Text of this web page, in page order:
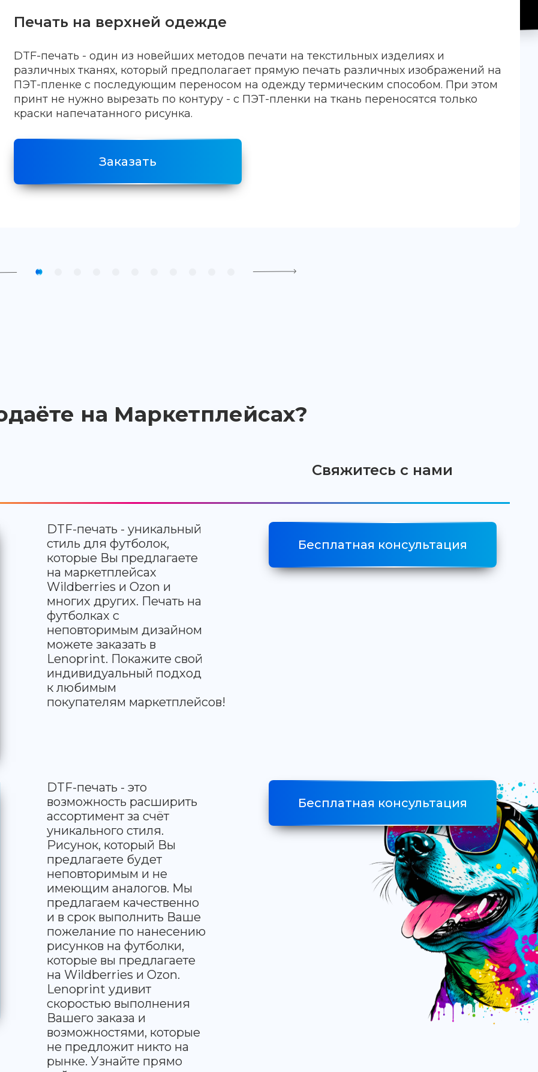
Печать на верхней одежде
DTF-печать - один из новейших методов печати на текстильных изделиях и
различных тканях, который предполагает прямую печать различных изображений на
ПЭТ-пленке с последующим переносом на одежду термическим способом. При этом
принт не нужно вырезать по контуру - с ПЭТ-пленки на ткань переносятся только
краски напечатанного рисунка.
Заказать
на Маркетплейсах?
Свяжитесь с нами
DTF-печать - уникальный
стиль для футболок,
которые Вы предлагаете
на маркетплейсах
Wildberries и Ozon и
многих других. Печать на
футболках с
неповторимым дизайном
можете заказать в
Lenoprint. Покажите свой
индивидуальный подход
к любимым
покупателям маркетплейсов!
Бесплатная консультация
DTF-печать - это
возможность расширить
ассортимент за счёт
уникального стиля.
Рисунок, который Вы
предлагаете будет
неповторимым и не
имеющим аналогов. Мы
предлагаем качественно
и в срок выполнить Ваше
пожелание по нанесению
рисунков на футболки,
которые вы предлагаете
на Wildberries и Ozon.
Lenoprint удивит
скоростью выполнения
Вашего заказа и
возможностями, которые
не предложит никто на
рынке. Узнайте прямо
Бесплатная консультация